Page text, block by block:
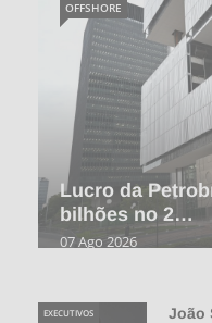
Lucro da
bilhões no 2…
07 Ago 2026
OFFSHORE
João
EXECUTIVOS